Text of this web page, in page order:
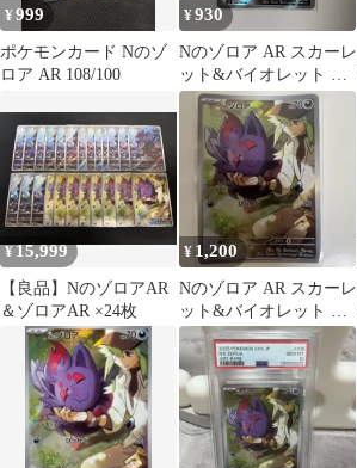
¥999
ポケモンカード Nのゾ
ロア AR 108/100
¥930
Nのゾロア AR スカーレ
ット&バイオレット 拡
張パック バトルパート
ナーズ …
¥15,999
【良品】NのゾロアAR
＆ゾロアAR ×24枚
¥ 1,200
Nのゾロア AR スカーレ
ット&バイオレット 拡
張パック バトルパート
ナーズ